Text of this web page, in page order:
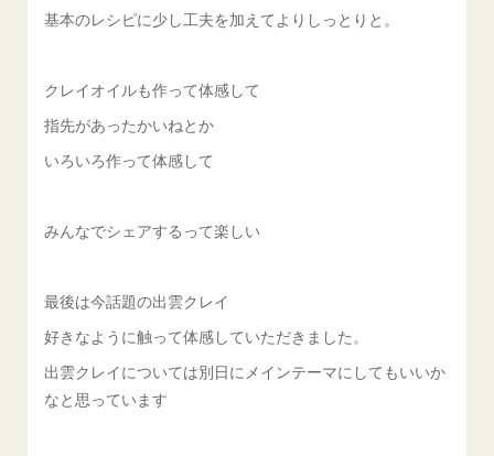
基本のレシピに少し工夫を加えてよりしっとりと。
クレイオイルも作って体感して
指先があったかいねとか
いろいろ作って体感して
みんなでシェアするって楽しい
最後は今話題の出雲クレイ
好きなように触って体感していただきました。
出雲クレイについては別日にメインテーマにしてもいいか
なと思っています